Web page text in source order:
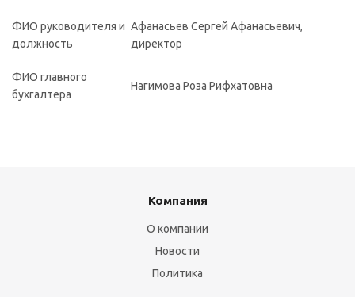
ФИО руководителя и
должность
Афанасьев Сергей Афанасьевич,
директор
ФИО главного
бухгалтера
Нагимова Роза Рифхатовна
Компания
О компании
Новости
Политика